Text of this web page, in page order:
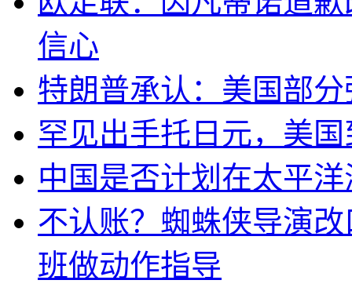
信心
特朗普承认：美国部
罕见出手托日元，美
中国是否计划在太平
不认账？蜘蛛侠导演
班做动作指导